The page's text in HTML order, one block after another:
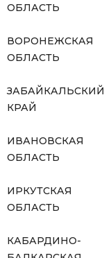
ОБЛАСТЬ
ВОРОНЕЖСКАЯ
ОБЛАСТЬ
ЗАБАЙКАЛЬСКИЙ
КРАЙ
ИВАНОВСКАЯ
ОБЛАСТЬ
ИРКУТСКАЯ
ОБЛАСТЬ
КАБАРДИНО-